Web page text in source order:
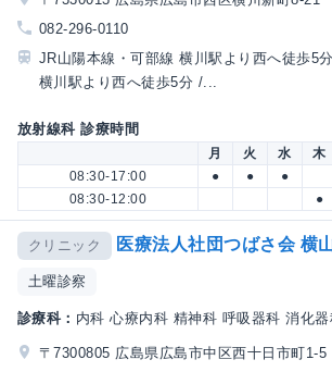
082-296-0110
JR山陽本線・可部線 横川駅より西へ徒歩5
横川駅より西へ徒歩5分 /...
放射線科 診療時間
月 火 水 木
08:30-17:00
● ● ●
08:30-12:00
●
クリニック 医療法人社団つばさ会 横
土曜診察
診療科： 内科 心療内科 精神科 呼吸器科 消化
〒7300805 広島県広島市中区西十日市町1-5